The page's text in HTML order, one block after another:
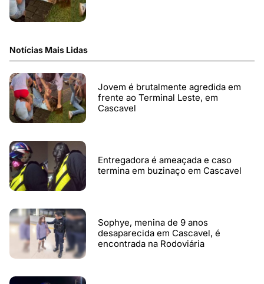
Notícias Mais Lidas
Jovem é brutalmente agredida em
frente ao Terminal Leste, em
Cascavel
Entregadora é ameaçada e caso
termina em buzinaço em Cascavel
Sophye, menina de 9 anos
desaparecida em Cascavel, é
encontrada na Rodoviária